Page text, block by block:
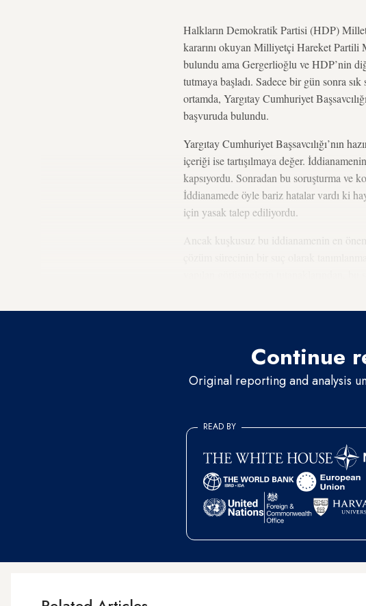
Halkların Demokratik Partisi (HDP)
kararını okuyan Milliyetçi Hareket Partili
bulundu ama Gergerlioğlu ve HDP’nin
tutmaya başladı. Sadece bir gün sonra
ortamda, Yargıtay Cumhuriyet
başvuruda bulundu.
Yargıtay Cumhuriyet Başsavcılığı’nın
içeriği ise tartışılmaya değer.
kapsıyordu. Sonradan bu soruşturma ve
İddianamede öyle bariz hatalar vardı ki
için yasak talep ediliyordu.
Ancak kuşkusuz bu iddianamenin en
Continue
Original reporting and analysis
READ BY